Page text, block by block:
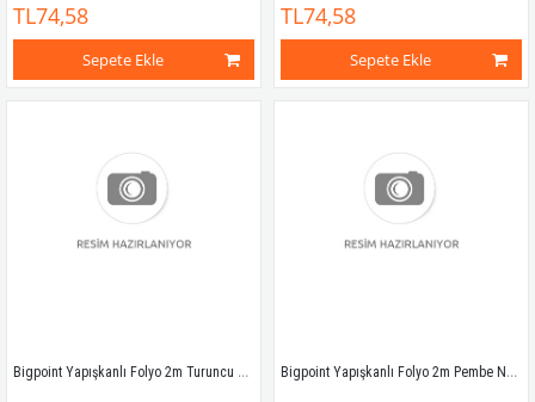
TL74,58
Sepete Ekle
TL74,58
Sepete Ekle
Bigpoint Yapışkanlı Folyo 2m Turuncu No:83 Bigpoint Yapışkanlı Folyo 2m Pembe No:84